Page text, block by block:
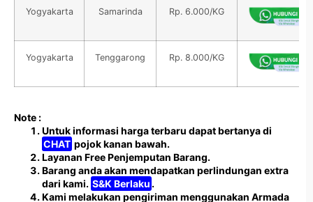
Yogyakarta Samarinda Rp. 6.000/KG
Yogyakarta Tenggarong Rp. 8.000/KG
Note :
Untuk informasi harga terbaru dapat bertanya di
CHAT pojok kanan bawah.
Layanan Free Penjemputan Barang.
Barang anda akan mendapatkan perlindungan extra
dari kami. S&K Berlaku .
Kami melakukan pengiriman menggunakan Armada